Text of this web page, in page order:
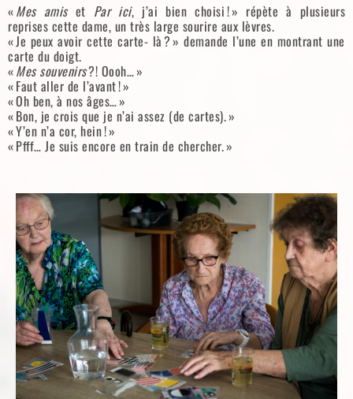
«Mes amiset Par ici, j’ai bien choisi ! » répète à plusieurs
reprises cette dame, un très large sourire aux lèvres.
« Je peux avoir cette carte- là ? » demande l’une en montrant une
carte du doigt.
«Mes souvenirs?! Oooh… »
« Faut aller de l’avant ! »
« Oh ben, à nos âges… »
« Bon, je crois que je n’ai assez (de cartes). »
« Y’en n’a cor, hein ! »
« Pfff… Je suis encore en train de chercher. »